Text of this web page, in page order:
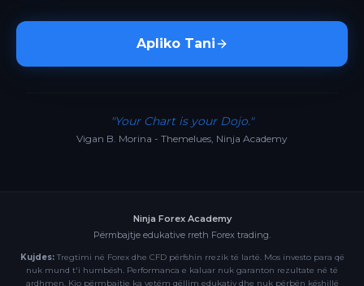
Apliko Tani
"Your Chart is your Dojo."
Vigan B. Morina - Themelues, Ninja Academy
Ninja Forex Academy
Përmbajtje edukative rreth Forex trading.
Kujdes:Tregtimi në Forex dhe CFD përfshin rrezik të lartë. Mos investo para që
nuk mund t'i humbësh. Performanca e kaluar nuk garanton rezultate në të
ardhmen. Kjo përmbajtje ka vetëm qëllim edukativ dhe nuk përbën këshillë